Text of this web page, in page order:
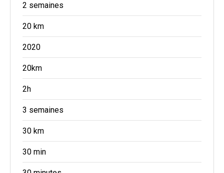
2 semaines
20 km
2020
20km
2h
3 semaines
30 km
30 min